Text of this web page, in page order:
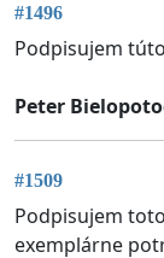
#1496
Podpisujem
Peter
#1509
Podpisujem
exemplárne